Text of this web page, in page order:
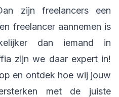
zijn freelancers een
freelancer aannemen is
dan iemand in
zijn we daar expert in!
en ontdek hoe wij jouw
met de juiste